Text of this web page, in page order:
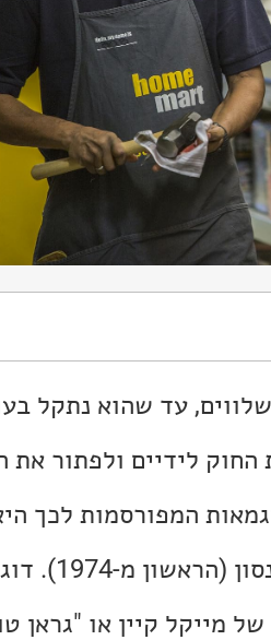
עד שהוא נתקל
לידיים ולפתור את
המפורסמות לכך
הסרטים "משאלת מוות"
"הארי בראון" מ-2009 בכיכובו של מייקל קיין או